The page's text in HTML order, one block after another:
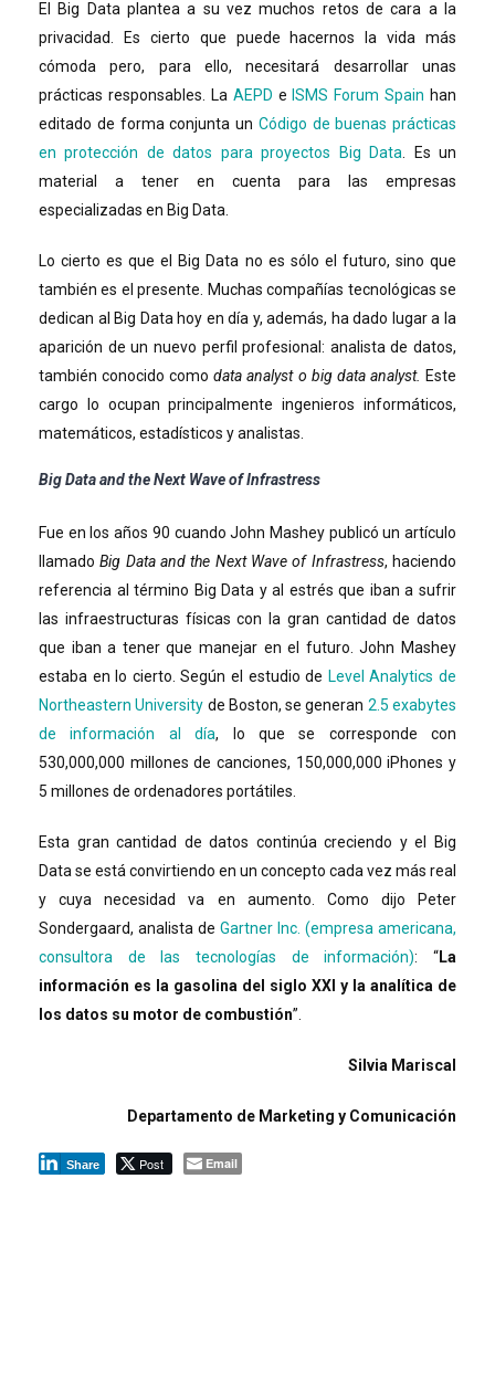
El Big Data plantea a su vez muchos retos de cara a la
privacidad. Es cierto que puede hacernos la vida más
cómoda pero, para ello, necesitará desarrollar unas
prácticas responsables. La AEPD e ISMS Forum Spain han
editado de forma conjunta un Código de buenas prácticas
en protección de datos para proyectos Big Data . Es un
material a tener en cuenta para las empresas
especializadas en Big Data.
Lo cierto es que el Big Data no es sólo el futuro, sino que
también es el presente. Muchas compañías tecnológicas se
dedican al Big Data hoy en día y, además, ha dado lugar a la
aparición de un nuevo perfil profesional: analista de datos,
también conocido comodata analyst o big data analyst. Este
cargo lo ocupan principalmente ingenieros informáticos,
matemáticos, estadísticos y analistas.
Big Data and the Next Wave of Infrastress
Fue en los años 90 cuando John Mashey publicó un artículo
llamadoBig Data and the Next Wave of Infrastress, haciendo
referencia al término Big Data y al estrés que iban a sufrir
las infraestructuras físicas con la gran cantidad de datos
que iban a tener que manejar en el futuro. John Mashey
estaba en lo cierto. Según el estudio de Level Analytics de
Northeastern University de Boston, se generan 2.5 exabytes
de información al día, lo que se corresponde con
530,000,000 millones de canciones, 150,000,000 iPhones y
5 millones de ordenadores portátiles.
Esta gran cantidad de datos continúa creciendo y el Big
Data se está convirtiendo en un concepto cada vez más real
y cuya necesidad va en aumento. Como dijo Peter
Sondergaard, analista de Gartner Inc. (empresa americana,
consultora de las tecnologías de información): “La
información es la gasolina del siglo XXI y la analítica de
los datos su motor de combustión”.
Silvia Mariscal
Departamento de Marketing y Comunicación
Share Post Email